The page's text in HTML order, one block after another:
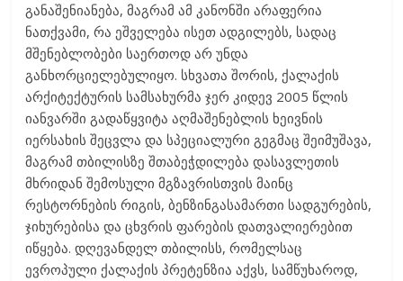
განაშენიანება, მაგრამ ამ კანონში არაფერია
ნათქვამი, რა ეშველება ისეთ ადგილებს, სადაც
მშენებლობები საერთოდ არ უნდა
განხორციელებულიყო. სხვათა შორის, ქალაქის
არქიტექტურის სამსახურმა ჯერ კიდევ 2005 წლის
იანვარში გადაწყვიტა აღმაშენებლის ხეივნის
იერსახის შეცვლა და სპეციალური გეგმაც შეიმუშავა,
მაგრამ თბილისზე შთაბეჭდილება დასავლეთის
მხრიდან შემოსული მგზავრისთვის მაინც
რესტორნების რიგის, ბენზინგასამართი სადგურების,
ჯიხურებისა და ცხვრის ფარების დათვალიერებით
იწყება. დღევანდელ თბილისს, რომელსაც
ევროპული ქალაქის პრეტენზია აქვს, სამწუხაროდ,